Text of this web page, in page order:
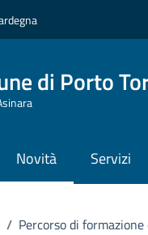
di Porto
Novità Servizi
/ Percorso di